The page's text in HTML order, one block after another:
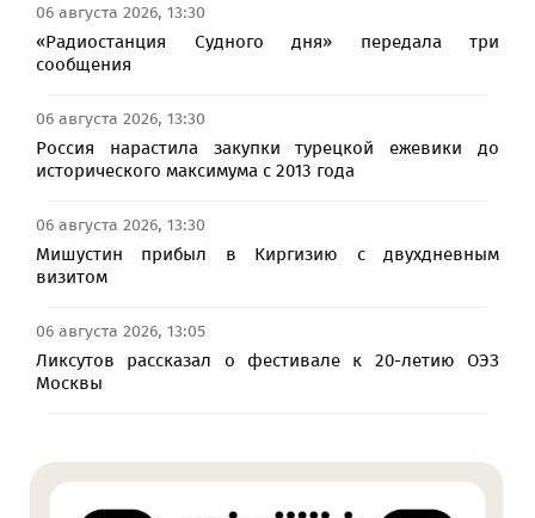
06 августа 2026, 13:30
«Радиостанция Судного дня» передала три
сообщения
06 августа 2026, 13:30
Россия нарастила закупки турецкой ежевики до
исторического максимума с 2013 года
06 августа 2026, 13:30
Мишустин прибыл в Киргизию с двухдневным
визитом
06 августа 2026, 13:05
Ликсутов рассказал о фестивале к 20-летию ОЭЗ
Москвы